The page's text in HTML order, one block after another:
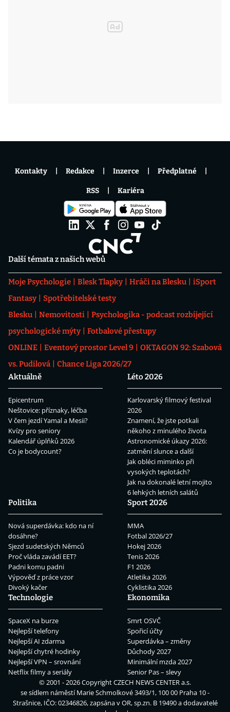
Další témata z našich webů
Moje Psychologie Blesk Tlapky Hráči na Blesku
iSport
Fantasy
Spotřebitelské testy
Blesku
Nemovitosti
Psychologika - podcast rozbíjející
psychologické mýty
Fotbalové přestupy
ONLINE
Eventový prostor Level 9
OKTAGON 92: Szabová
vs. Pudilová
Chance Liga 2026/27
Aktuálně
Epicentrum
Neštovice: příznaky, léčba
V čem jezdí Yamal a Mesii?
Kvízy pro seniory
Kalendář úplňků 2026
Co je bodycount?
Léto 2026
Karlovarský filmový festival
2026
Znamení, že jste potkali
někoho z minulého života
Astronomické úkazy 2026:
zatmění slunce a další
Jak obléci miminko při
vysokých teplotách?
Jak na dokonalé letní mojito
6 lehkých letních salátů
Politika
Nová superdávka: kdo na ní
dosáhne?
Sjezd sudetských Němců
Proč vláda zavádí EET?
Padni komu padni
Výpověď z práce vzor
Divoký kačer
Sport 2026
MMA
Fotbal 2026/27
Hokej 2026
Tenis 2026
F1 2026
Atletika 2026
Cyklistika 2026
Technologie
SpaceX na burze
Nejlepší telefony
Nejlepší AI zdarma
Nejlepší chytré hodinky
Nejlepší VPN – srovnání
Netflix filmy a seriály
Ekonomika
Smrt OSVČ
Spořicí účty
Superdávka – změny
Důchody 2027
Minimální mzda 2027
Senior Pas – slevy
Kontakty Redakce Inzerce Předplatné
RSS Kariéra
© 2001 - 2026 CopyrightCZECH NEWS CENTER a.s.
se sídlem náměstí Marie Schmolkové 3493/1, 100 00 Praha 10 -
Strašnice, IČO: 02346826, zapsána v OR, sp.zn. B 19490 a dodavatelé